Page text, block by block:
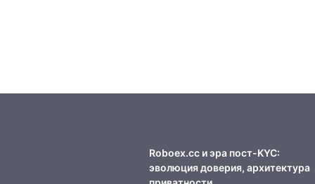
Roboex.cc и эра пост-KYC:
эволюция доверия, архитектура